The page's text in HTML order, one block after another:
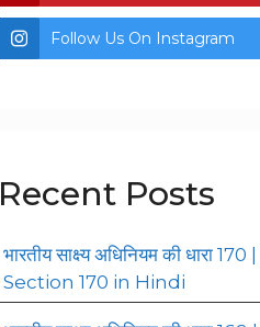
Follow Us On Instagram
Recent Posts
भारतीय साक्ष्य अधिनियम की धारा
Section 170 in Hindi